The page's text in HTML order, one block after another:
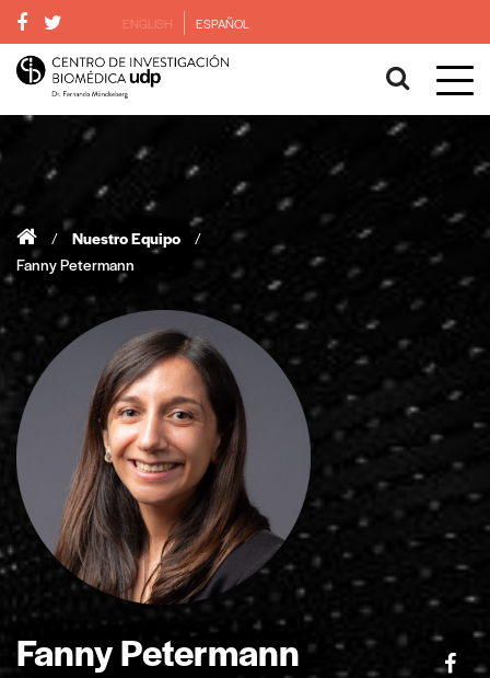
ENGLISH ESPAÑOL
/ Nuestro Equipo
/
Fanny Petermann
Fanny Petermann